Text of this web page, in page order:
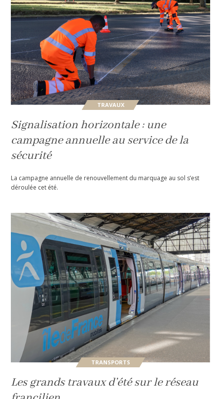
TRAVAUX
Signalisation horizontale : une
campagne annuelle au service de la
sécurité
La campagne annuelle de renouvellement du marquage au sol s’est
déroulée cet été.
TRANSPORTS
Les grands travaux d’été sur le réseau